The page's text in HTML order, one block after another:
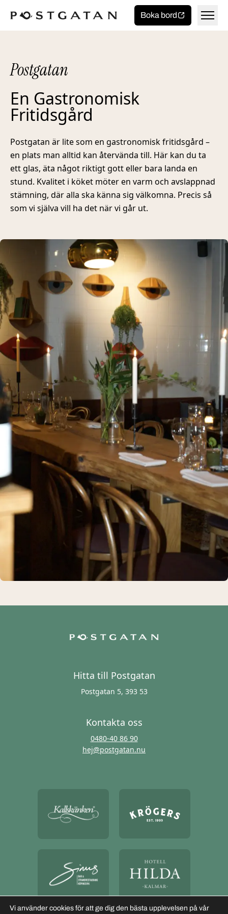
Hem
Meny
Catering
Drycken
Boka bord
Öppettider
Jobba hos oss
Presentkort
Boka bord
Toggla
Postgatan
En Gastronomisk
Fritidsgård
Postgatan är lite som en gastronomisk fritidsgård –
en plats man alltid kan återvända till. Här kan du ta
ett glas, äta något riktigt gott eller bara landa en
stund. Kvalitet i köket möter en varm och avslappnad
stämning, där alla ska känna sig välkomna. Precis så
som vi själva vill ha det när vi går ut.
Hitta till Postgatan
Postgatan 5, 393 53
Kontakta oss
0480-40 86 90
hej@postgatan.nu
Vi använder cookies för att ge dig den bästa upplevelsen på vår